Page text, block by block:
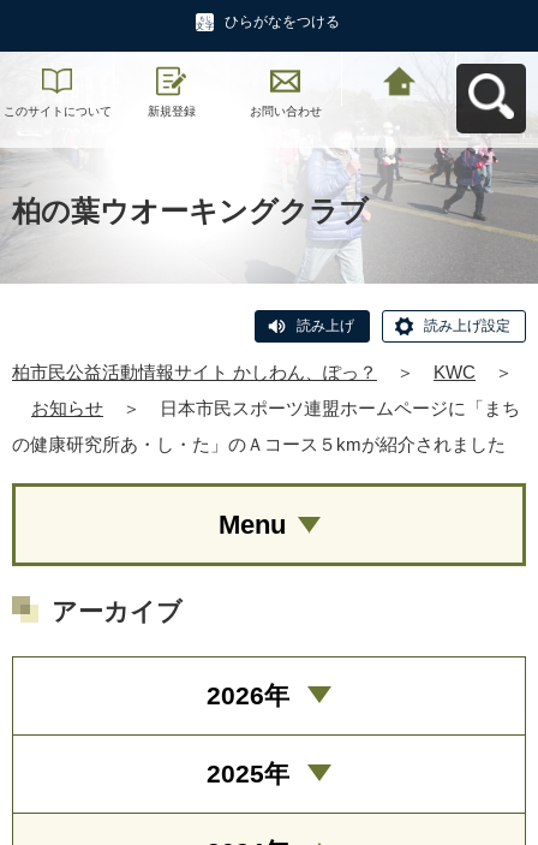
ひらがなをつける
このサイトについて 新規登録 お問い合わせ
サイト かしわん、ぽ
っ？へ戻る
柏の葉ウオーキングクラブ
読み上げ 読み上げ設定
柏市民公益活動情報サイト かしわん、ぽっ？ ＞ KWC
＞
お知らせ
＞
日本市民スポーツ連盟ホームページに「まち
の健康研究所あ・し・た」のＡコース５kmが紹介されました
Menu
アーカイブ
2026年
2025年